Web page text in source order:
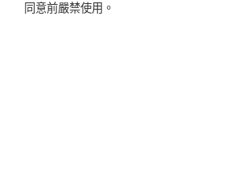
同意前嚴禁使用。